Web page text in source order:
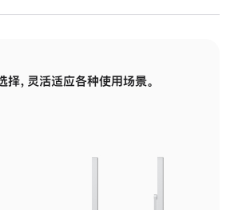
择，灵活适应各种使用场景。